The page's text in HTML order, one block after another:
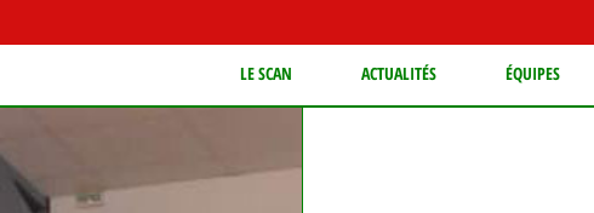
LE SCAN ACTUALITÉS ÉQUIPES